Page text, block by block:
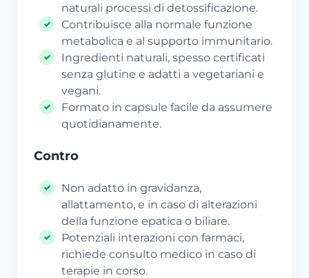
naturali processi di detossificazione.
Contribuisce alla normale funzione
metabolica e al supporto immunitario.
Ingredienti naturali, spesso certificati
senza glutine e adatti a vegetariani e
vegani.
Formato in capsule facile da assumere
quotidianamente.
Contro
Non adatto in gravidanza,
allattamento, e in caso di alterazioni
della funzione epatica o biliare.
Potenziali interazioni con farmaci,
richiede consulto medico in caso di
terapie in corso.